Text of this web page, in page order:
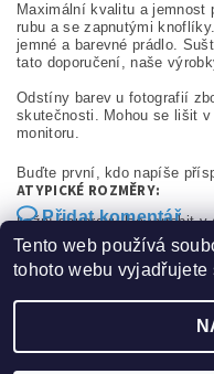
Maximální kvalitu a jemnost
rubu a se zapnutými
jemné a barevné prádlo.
tato doporučení, naše
Odstíny barev u fotografií
skutečnosti. Mohou se lišit
monitoru.
ATYPICKÉ ROZMĚRY:
Ložní soupravu lze vyrobit v
kalkulaci nás neváhejte
Buďte první, kdo napíše
Přidat komentář
2026 ©Sucom
Tento web používá
tohoto webu